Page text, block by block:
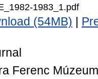
1983_1.pdf
(54MB)
Ferenc Múzeum